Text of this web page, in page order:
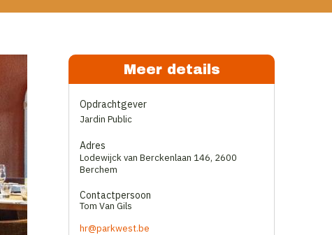
Meer details
Opdrachtgever
Jardin Public
Adres
Lodewijck van Berckenlaan 146, 2600
Berchem
Contactpersoon
Tom Van Gils
hr@parkwest.be